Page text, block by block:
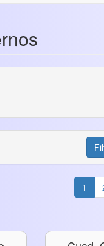
1